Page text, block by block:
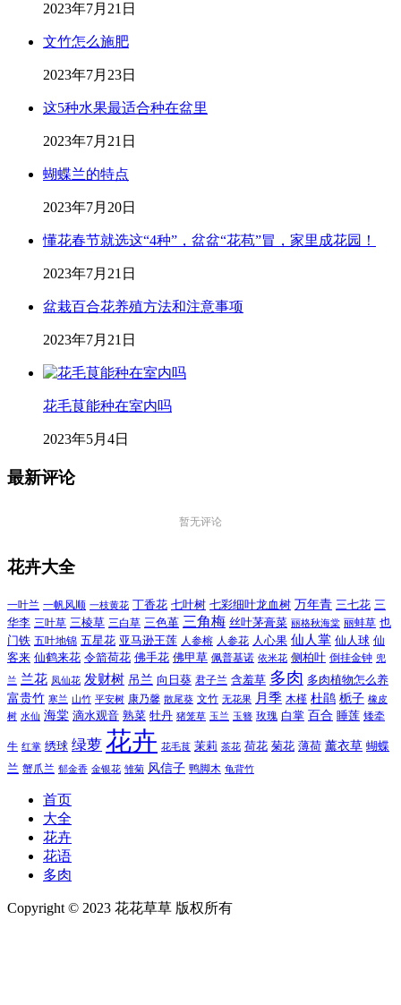
2023年7月21日
文竹怎么施肥
2023年7月23日
这5种水果最适合种在盆里
2023年7月21日
蝴蝶兰的特点
2023年7月20日
懂花春节就选这“4种”，盆盆“花苞”冒，家里成花园！
2023年7月21日
盆栽百合花养殖方法和注意事项
2023年7月21日
花毛茛能种在室内吗
2023年5月4日
最新评论
暂无评论
花卉大全
一叶兰 一帆风顺 一枝黄花 丁香花 七叶树 七彩细叶龙血树 万年青 三七花 三
华李 三叶草 三棱草 三白草 三色堇 三角梅 丝叶茅膏菜 丽格秋海棠 丽蚌草 也
门铁 五叶地锦 五星花 亚马逊王莲 人参榕 人参花 人心果 仙人掌 仙人球 仙
客来 仙鹤来花 令箭荷花 佛手花 佛甲草 佩普基诺 依米花 侧柏叶 倒挂金钟 兜
兰 兰花 凤仙花 发财树 吊兰 向日葵 君子兰 含羞草 多肉 多肉植物怎么养
富贵竹 寒兰 山竹 平安树 康乃馨 散尾葵 文竹 无花果 月季 木槿 杜鹃 栀子 橡皮
树 水仙 海棠 滴水观音 熟菜 牡丹 猪笼草 玉兰 玉簪 玫瑰 白掌 百合 睡莲 矮牵
牛 红掌 绣球 绿萝 花卉 花毛茛 茉莉 茶花 荷花 菊花 薄荷 薰衣草 蝴蝶
兰 蟹爪兰 郁金香 金银花 雏菊 风信子 鸭脚木 龟背竹
首页
大全
花卉
花语
多肉
Copyright © 2023 花花草草 版权所有